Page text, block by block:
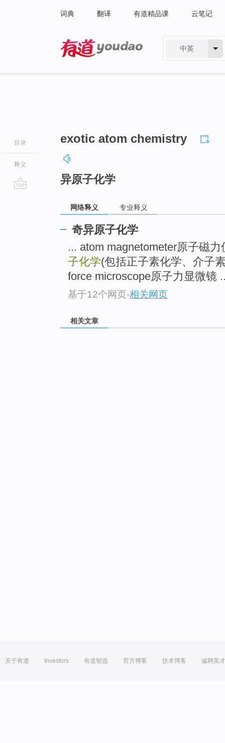
词典 翻译 有道精品课 云笔记
中英
目录
释义
exotic atom chemistry
异原子化学
网络释义 专业释义
奇异原子化学
... atom magnetometer原子磁
子化学(包括正子素化学、介子
force microscope原子力显微镜
基于12个网页-相关网页
相关文章
关于有道 Investors 有道智选 官方博客 技术博客 诚聘英才